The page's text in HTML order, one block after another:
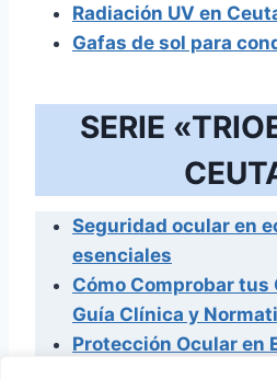
Radiación UV en
Gafas de sol para
SERIE
Seguridad ocular en
esenciales
Cómo Comprobar tus
Guía Clínica y
Protección Ocular en